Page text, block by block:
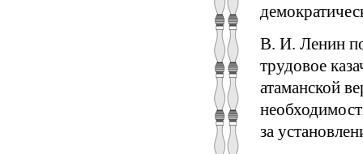
В. И. Ленин
трудовое
атаманской
за